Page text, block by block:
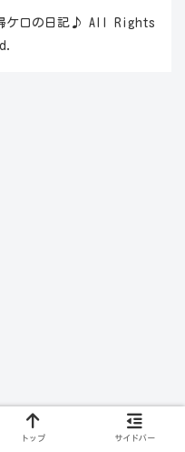
ケロの日記♪ All Rights
トップ サイドバー